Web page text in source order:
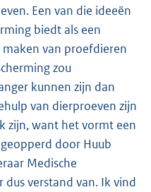
Een van die ideeën
biedt als een
van proefdieren
zou
kunnen zijn dan
van dierproeven zijn
zijn, want het vormt een
door Huub
Medische
verstand van. Ik vind